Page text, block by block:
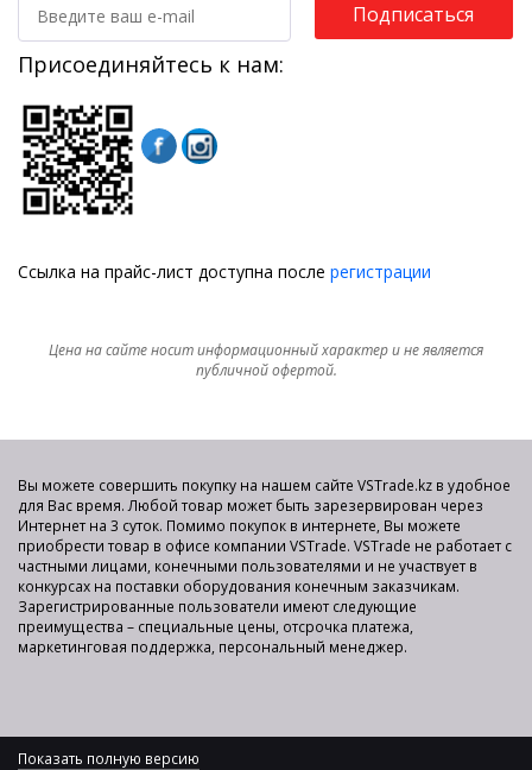
Подписаться
Присоединяйтесь к нам:
Ссылка на прайс-лист доступна после регистрации
Цена на сайте носит информационный характер и не является
публичной офертой.
Вы можете совершить покупку на нашем сайте VSTrade.kz в удобное
для Вас время. Любой товар может быть зарезервирован через
Интернет на 3 суток. Помимо покупок в интернете, Вы можете
приобрести товар в офисе компании VSTrade. VSTrade не работает с
частными лицами, конечными пользователями и не участвует в
конкурсах на поставки оборудования конечным заказчикам.
Зарегистрированные пользователи имеют следующие
преимущества – специальные цены, отсрочка платежа,
маркетинговая поддержка, персональный менеджер.
Показать полную версию